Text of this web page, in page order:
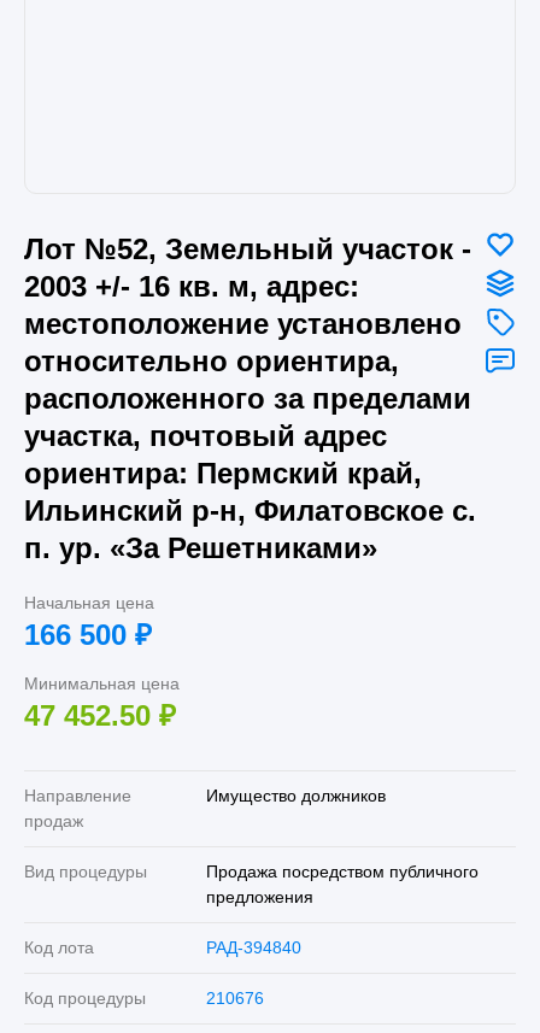
Лот №52, Земельный участок -
2003 +/- 16 кв. м, адрес:
местоположение установлено
относительно ориентира,
расположенного за пределами
участка, почтовый адрес
ориентира: Пермский край,
Ильинский р-н, Филатовское с.
п. ур. «За Решетниками»
Начальная цена
166 500 ₽
Минимальная цена
47 452.50 ₽
Направление
продаж
Имущество должников
Вид процедуры
Продажа посредством публичного
предложения
Код лота РАД-394840
Код процедуры 210676